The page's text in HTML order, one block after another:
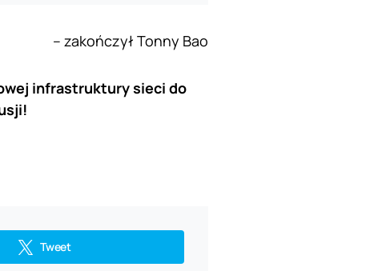
– zakończył Tonny Bao
infrastruktury sieci do
Tweet